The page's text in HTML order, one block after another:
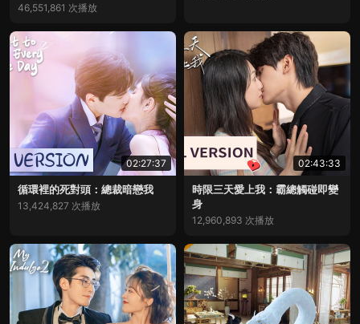
46,551,861 次播放
02:27:37
循環裡的死對頭：總裁暗戀我
13,424,827 次播放
02:43:33
時限三天愛上我：霸總觸碰即變
身
12,960,893 次播放